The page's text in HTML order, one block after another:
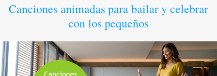
Canciones animadas para bailar y celebrar
con los pequeños